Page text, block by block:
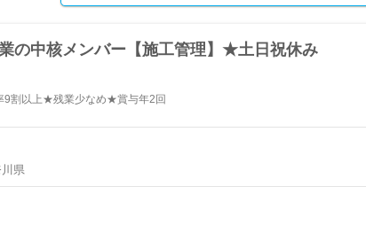
の中核メンバー【施工管理】★土日祝休み
割以上★残業少なめ★賞与年2回
県